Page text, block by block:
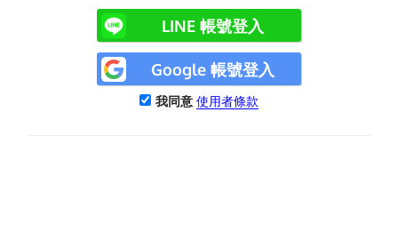
LINE 帳號登入
Google 帳號登入
我同意 使用者條款